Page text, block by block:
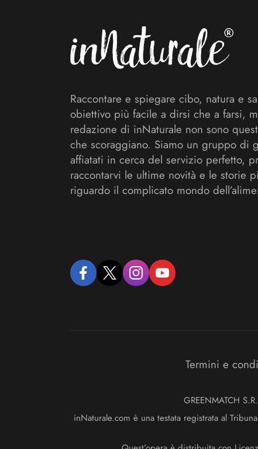
Raccontare e spiegare cibo, natura e
obiettivo più facile a dirsi che a farsi,
redazione di inNaturale non sono
che scoraggiano. Siamo un gruppo di
affiatati in cerca del servizio perfetto,
raccontarvi le ultime novità e le storie
riguardo il complicato mondo
facebooktwitter instagramyoutube
Termini e
GREENMATCH
inNaturale.com è una testata registrata al